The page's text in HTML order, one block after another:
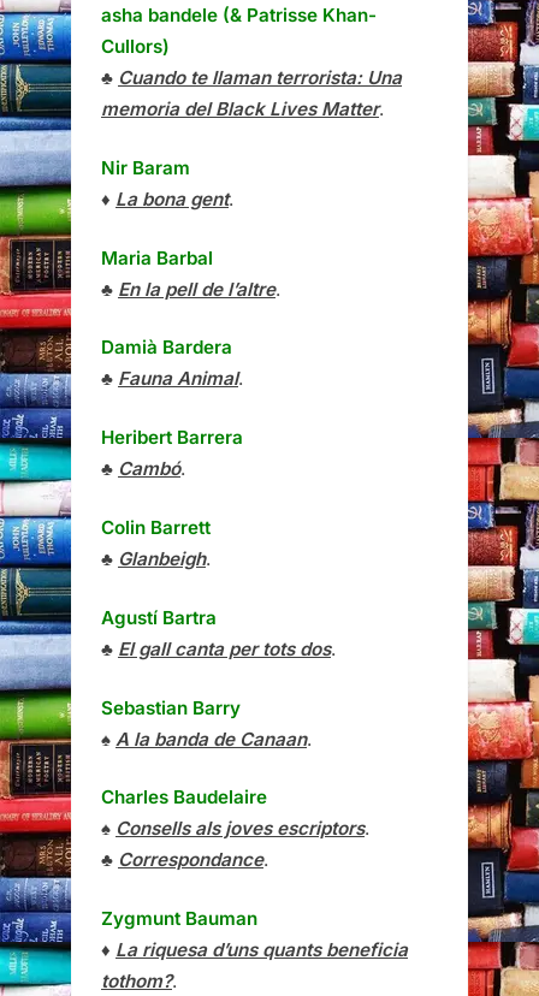
asha bandele (& Patrisse Khan-
Cullors)
♣ Cuando te llaman terrorista: Una
memoria del Black Lives Matter.
Nir Baram
♦ La bona gent.
Maria Barbal
♣ En la pell de l’altre.
Damià Bardera
♣ Fauna Animal.
Heribert Barrera
♣ Cambó.
Colin Barrett
♣ Glanbeigh.
Agustí Bartra
♣ El gall canta per tots dos.
Sebastian Barry
♠ A la banda de Canaan.
Charles Baudelaire
♠ Consells als joves escriptors.
♣ Correspondance.
Zygmunt Bauman
♦ La riquesa d’uns quants beneficia
tothom?.